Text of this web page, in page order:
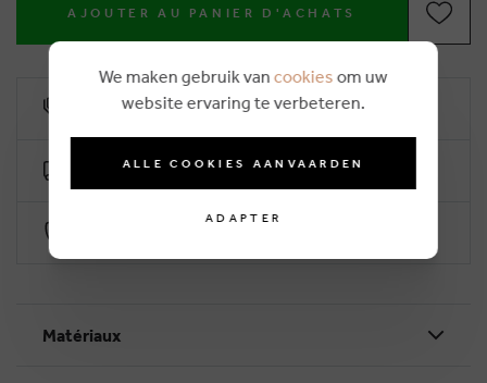
AJOUTER AU PANIER D'ACHATS
10% remise de fidélité
Livraison gratuite dès €50 (2-4 jours ouvrables)
Matériaux
We maken gebruik van cookies om uw
website ervaring te verbeteren.
ALLE COOKIES AANVAARDEN
ADAPTER